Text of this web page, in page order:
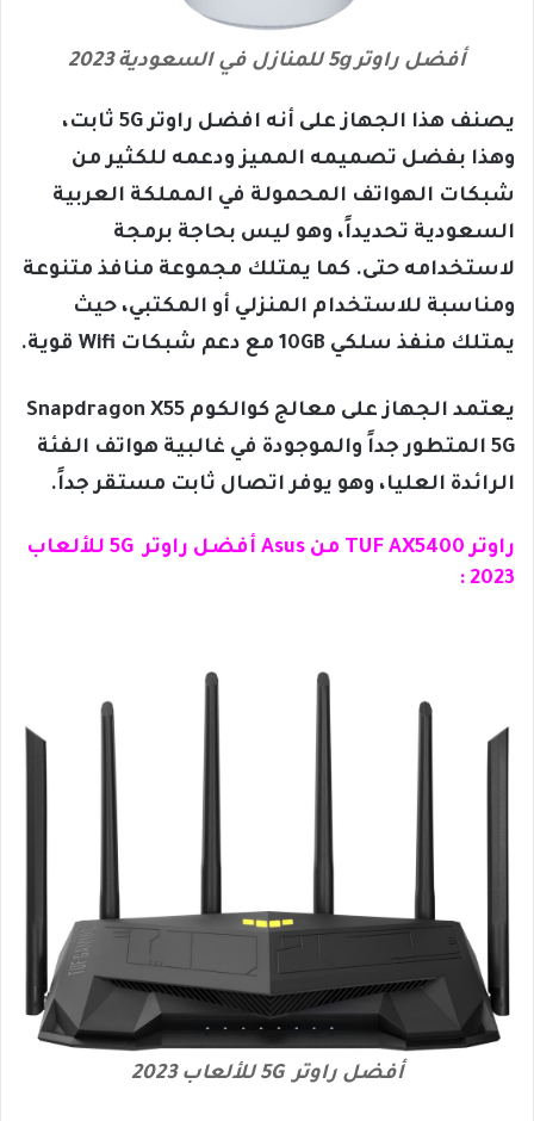
أفضل راوتر 5g للمنازل في السعودية 2023
يصنف هذا الجهاز على أنه افضل راوتر 5G ثابت،
وهذا بفضل تصميمه المميز ودعمه للكثير من
شبكات الهواتف المحمولة في المملكة العربية
السعودية تحديداً، وهو ليس بحاجة برمجة
لاستخدامه حتى. كما يمتلك مجموعة منافذ متنوعة
ومناسبة للاستخدام المنزلي أو المكتبي، حيث
يمتلك منفذ سلكي 10GB مع دعم شبكات Wifi قوية.
يعتمد الجهاز على معالج كوالكوم Snapdragon X55
5G المتطور جداً والموجودة في غالبية هواتف الفئة
الرائدة العليا، وهو يوفر اتصال ثابت مستقر جداً.
راوتر TUF AX5400 من Asus أفضل راوتر 5G للألعاب
2023 :
أفضل راوتر 5G للألعاب 2023